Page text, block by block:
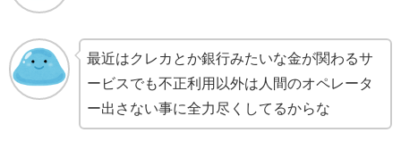
最近はクレカとか銀行みたいな金が関わるサ
ービスでも不正利用以外は人間のオペレータ
ー出さない事に全力尽くしてるからな